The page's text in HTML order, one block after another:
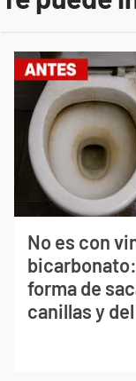
No es con
bicarbonato:
forma de
canillas y